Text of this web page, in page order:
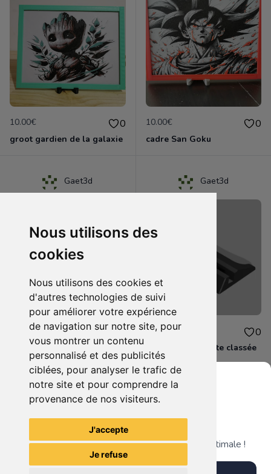
Nous utilisons des
cookies
Nous utilisons des cookies et
d'autres technologies de suivi
pour améliorer votre expérience
de navigation sur notre site, pour
vous montrer un contenu
personnalisé et des publicités
ciblées, pour analyser le trafic de
notre site et pour comprendre la
provenance de nos visiteurs.
J'accepte
Je refuse
10.00€ 0
groot gardien de la galaxie
10.00€ 0
cadre San Goku
Gaet3d
10.00€ 1
sangoku
Gaet3d
2.00€ 0
Support pour carte classée
Voir tous les articles du vendeur
Grenier du Geek
Télécharge notre app pour une expérience optimale !